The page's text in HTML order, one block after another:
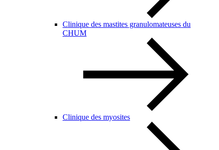
Clinique des mastites granulomateuses du
CHUM
Clinique des myosites